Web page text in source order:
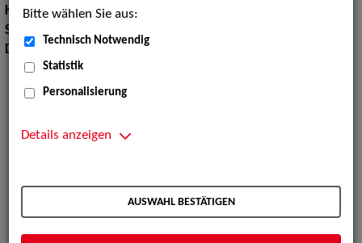
Körpergröße:173 cm
Sprachen:
Dialekte:
Bitte wählen Sie aus:
Technisch Notwendig
Statistik
Personalisierung
Details anzeigen
AUSWAHL BESTÄTIGEN